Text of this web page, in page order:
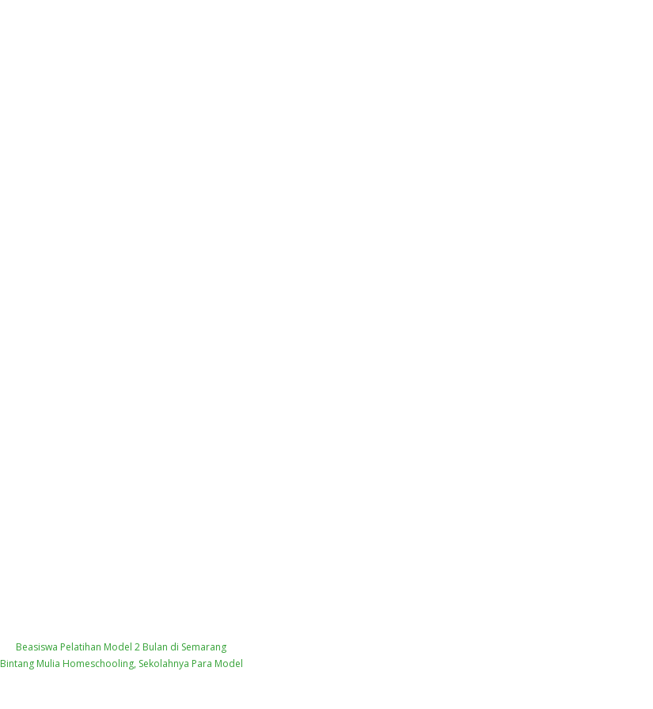
Beasiswa Pelatihan Model 2 Bulan di Semarang
Bintang Mulia Homeschooling, Sekolahnya Para Model